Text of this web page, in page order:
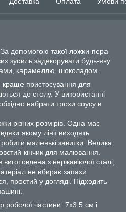
За допомогою такої ложки-пера
зусиль задекорувати будь-яку
карамеллю, шоколадом.
краще пристосування для
до столу. У використанні
набрати трохи соусу в
різних розмірів. Одна має
якому лінії виходять
маленькі завитки. Велика
кінчик для малювання.
з нержавіючої сталі,
не вбирає запахи
простий у догляді. Підходить
робочої частини: 7х3.5 см і